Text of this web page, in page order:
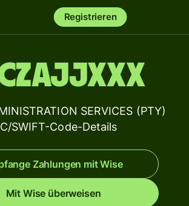
Registrieren
SERVICES (PTY)
SWIFT-Code-Details
Zahlungen mit Wise
Mit Wise überweisen